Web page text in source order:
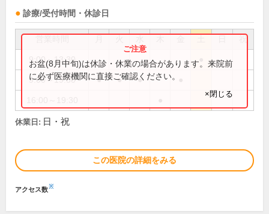
診療/受付時間・休診日
祝
9:00～13:30
9:00～19:30 ● ● ●
お盆(8月中旬)は休診・休業の場合があります。来院前
に必ず医療機関に直接ご確認ください。
×閉じる
休業日: 日・祝
この医院の詳細をみる
アクセス数※